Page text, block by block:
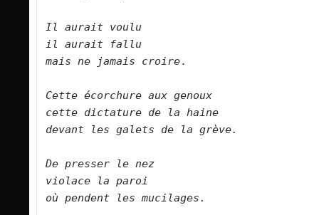
Il aurait voulu
il aurait fallu
mais ne jamais croire.
Cette écorchure aux genoux
cette dictature de la haine
devant les galets de la grève.
De presser le nez
violace la paroi
où pendent les mucilages.